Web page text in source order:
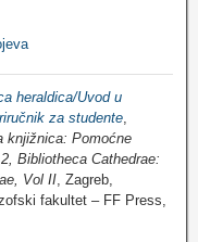
heraldica/Uvod u
za studente,
knjižnica: Pomoćne
Bibliotheca Cathedrae:
Vol II, Zagreb,
fakultet – FF Press,